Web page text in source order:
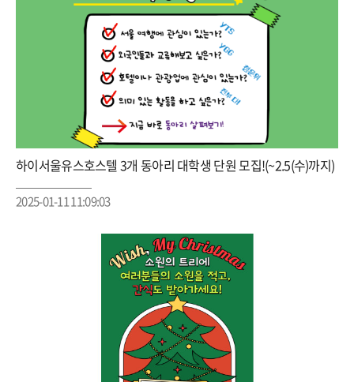
하이서울유스호스텔 3개 동아리 대학생 단원 모집!(~2.5(수)까지)
2025-01-11 11:09:03